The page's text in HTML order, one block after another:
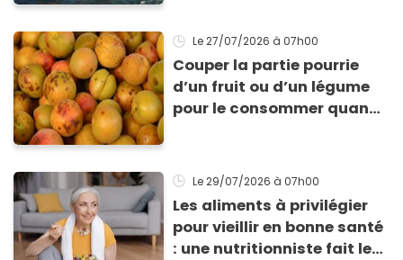
Le 27/07/2026 à 07h00
Couper la partie pourrie
d’un fruit ou d’un légume
pour le consommer quand
Le 29/07/2026 à 07h00
Les aliments à privilégier
pour vieillir en bonne santé
: une nutritionniste fait le